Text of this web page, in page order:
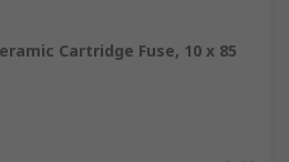
Cartridge Fuse, 10 x 85